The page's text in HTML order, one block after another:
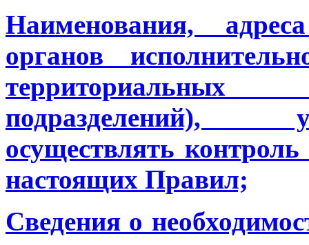
Наименования,
органов
подразделений),
осуществлять
настоящих Правил;
Сведения о